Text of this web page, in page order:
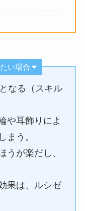
い場合
なる（スキル
や耳飾りによ
まう。
うが楽だし、
果は、ルシゼ